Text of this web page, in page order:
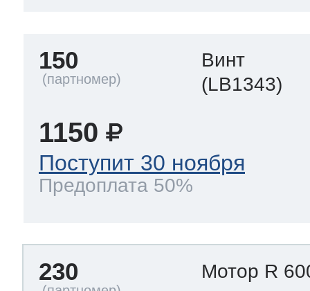
150
Винт
(LB1343)
1150
Поступит 30 ноября
Предоплата 50%
230 Мотор R